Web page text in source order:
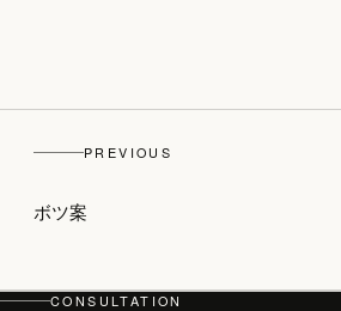
PHILOSOPHY・
PREVIOUS
ボツ案
CONSULTATION